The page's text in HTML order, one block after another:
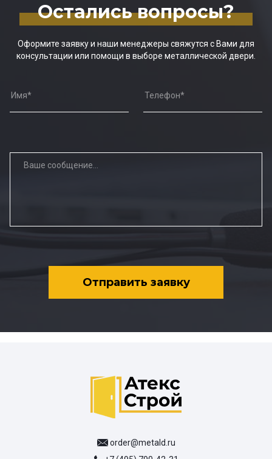
Остались вопросы?
Оформите заявку и наши менеджеры свяжутся с Вами для
консультации или помощи в выборе металлической двери.
Отправить заявку
order@metald.ru